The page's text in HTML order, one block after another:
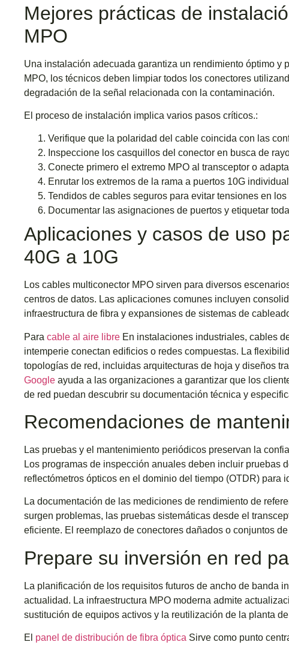
Mejores prácticas de
MPO
Una instalación adecuada garantiza un rendimiento óptimo
MPO, los técnicos deben limpiar todos los conectores
degradación de la señal relacionada con la contaminación.
El proceso de instalación implica varios pasos críticos.:
Verifique que la polaridad del cable coincida con las
Inspeccione los casquillos del conector en busca de
Conecte primero el extremo MPO al transceptor o
Enrutar los extremos de la rama a puertos 10G
Tendidos de cables seguros para evitar tensiones en
Documentar las asignaciones de puertos y etiquetar
Aplicaciones y casos de uso
40G a 10G
Los cables multiconector MPO sirven para diversos
centros de datos. Las aplicaciones comunes incluyen
infraestructura de fibra y expansiones de sistemas de
Para cable al aire libre En instalaciones industriales, cables
intemperie conectan edificios o redes compuestas. La
topologías de red, incluidas arquitecturas de hoja y diseños
Google ayuda a las organizaciones a garantizar que los
de red puedan descubrir su documentación técnica y
Recomendaciones de
Las pruebas y el mantenimiento periódicos preservan la
Los programas de inspección anuales deben incluir pruebas
reflectómetros ópticos en el dominio del tiempo (OTDR) para
La documentación de las mediciones de rendimiento de
surgen problemas, las pruebas sistemáticas desde el
eficiente. El reemplazo de conectores dañados o conjuntos
Prepare su inversión en red
La planificación de los requisitos futuros de ancho de banda
actualidad. La infraestructura MPO moderna admite
sustitución de equipos activos y la reutilización de la planta
El panel de distribución de fibra óptica Sirve como punto